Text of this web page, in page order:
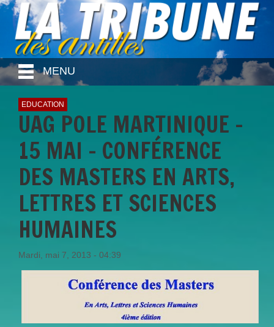
MENU
EDUCATION
UAG POLE MARTINIQUE -
15 MAI - CONFÉRENCE
DES MASTERS EN ARTS,
LETTRES ET SCIENCES
HUMAINES
Mardi, mai 7, 2013 - 04:39